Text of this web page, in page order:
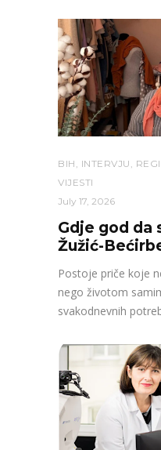
BIH , INTERVJU ,
VIJESTI
July 17, 2026
Gdje god da
Žužić-
Postoje priče koje
nego životom
svakodnevnih